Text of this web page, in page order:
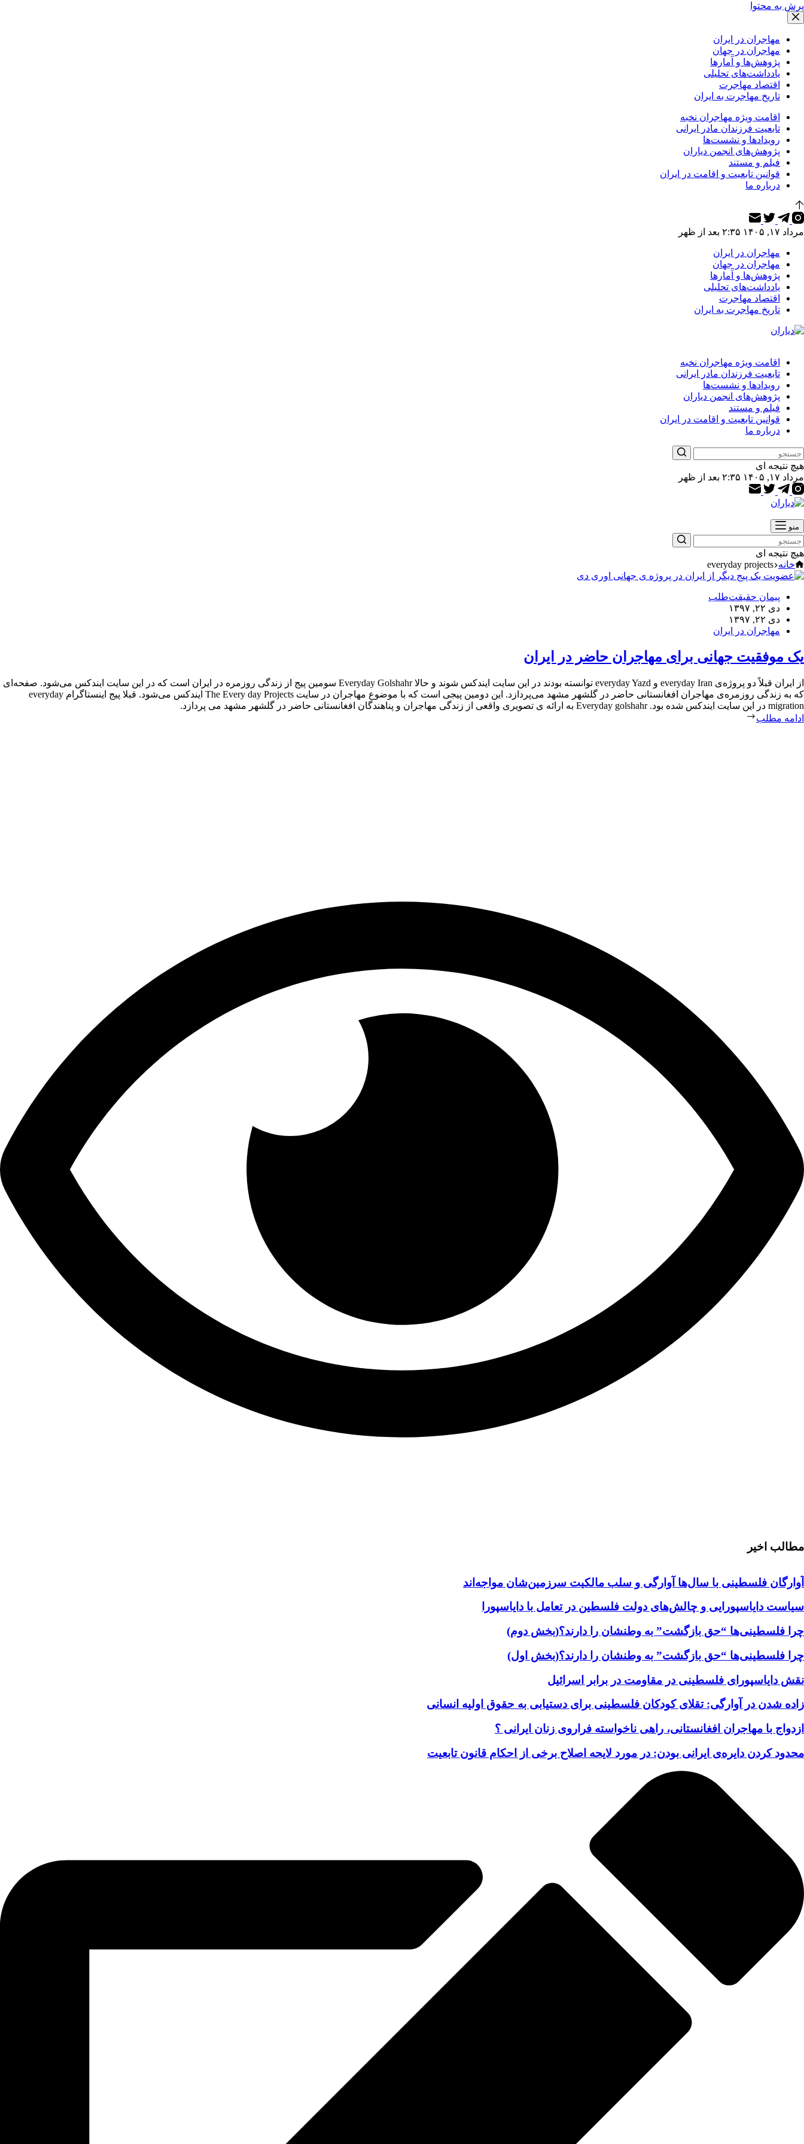
پرش به محتوا
مهاجران در ایران
مهاجران در جهان
پژوهش‌ها و آمارها
یادداشت‌های تحلیلی
اقتصاد مهاجرت
تاریخ مهاجرت به ایران
اقامت ویژه مهاجران نخبه
تابعیت فرزندان مادر ایرانی
رویدادها و نشست‌ها
پژوهش‌های انجمن دیاران
فیلم و مستند
قوانین تابعیت و اقامت در ایران
درباره ما
مرداد ۱۷, ۱۴۰۵ ۲:۳۵ بعد از ظهر
مهاجران در ایران
مهاجران در جهان
پژوهش‌ها و آمارها
یادداشت‌های تحلیلی
اقتصاد مهاجرت
تاریخ مهاجرت به ایران
اقامت ویژه مهاجران نخبه
تابعیت فرزندان مادر ایرانی
رویدادها و نشست‌ها
پژوهش‌های انجمن دیاران
فیلم و مستند
قوانین تابعیت و اقامت در ایران
درباره ما
هیچ نتیجه ای
مرداد ۱۷, ۱۴۰۵ ۲:۳۵ بعد از ظهر
منو
هیچ نتیجه ای
خانه everyday projects
پیمان حقیقت‌طلب
دی ۲۲, ۱۳۹۷
دی ۲۲, ۱۳۹۷
مهاجران در ایران
یک موفقیت جهانی برای مهاجران حاضر در ایران
از ایران قبلاً دو پروژه‌ی everyday Iran و everyday Yazd توانسته بودند در این سایت ایندکس شوند و حالا Everyday Golshahr سومین پیج از زندگی روزمره در ایران است که در این سایت ایندکس می‌شود. صفحه‌ای
که به زندگی روزمره‌ی مهاجران افغانستانی حاضر در گلشهر مشهد می‌پردازد. این دومین پیجی است که با موضوع مهاجران در سایت The Every day Projects ایندکس می‌شود. قبلا پیج اینستاگرام everyday
migration در این سایت ایندکس شده بود. Everyday golshahr به ارائه ی تصویری واقعی از زندگی مهاجران و پناهندگان افغانستانی حاضر در گلشهر مشهد می پردازد.
ادامه مطلب
مطالب اخیر
آوارگان فلسطینی با سال‌ها آوارگی و سلب مالكيت سرزمين‌شان مواجه‌اند
سیاست دایاسپورایی و چالش‌های دولت فلسطین در تعامل با دایاسپورا
چرا فلسطینی‌ها “حق بازگشت” به وطنشان‌ را دارند؟(بخش دوم)
چرا فلسطینی‌ها “حق بازگشت” به وطنشان‌ را دارند؟(بخش اول)
نقش دایاسپورای فلسطینی در مقاومت در برابر اسرائیل
زاده شدن در آوارگی: تقلای کودکان فلسطینی برای دستیابی به حقوق اولیه انسانی
ازدواج با مهاجران افغانستانی، راهی ناخواسته فراروی زنان ایرانی ؟
محدود کردن دایره‌ی ایرانی بودن: در مورد لایحه اصلاح برخی از احکام قانون تابعیت